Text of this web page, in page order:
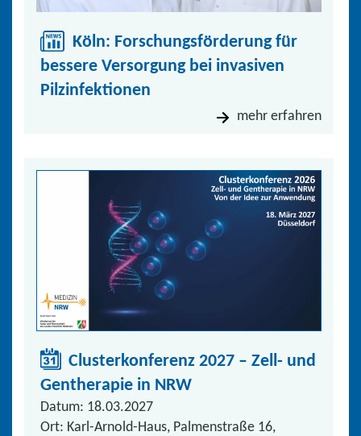
Köln: Forschungsförderung für
bessere Versorgung bei invasiven
Pilzinfektionen
mehr erfahren
Clusterkonferenz 2027 – Zell- und
Gentherapie in NRW
Datum: 18.03.2027
Ort: Karl-Arnold-Haus, Palmenstraße 16,